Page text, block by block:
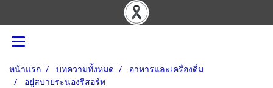
หน้าแรก บทความทั้งหมด
อาหารและเครื่องดื่ม
อยู่สบายระนองรีสอร์ท